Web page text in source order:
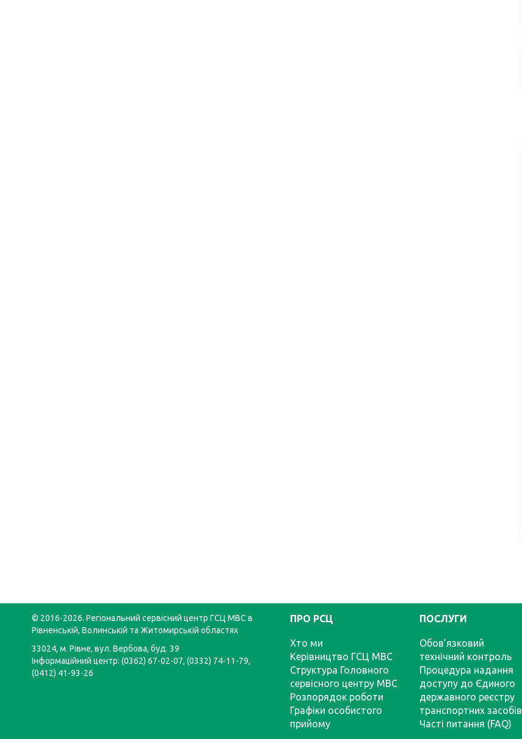
© 2016-2026. Регіональний сервісний центр ГСЦ МВС в
Рівненській, Волинській та Житомирській областях
33024, м. Рівне, вул. Вербова, буд. 39
Інформаційний центр: (0362) 67-02-07, (0332) 74-11-79,
(0412) 41-93-26
ПРО РСЦ
Хто ми
Керівництво ГСЦ МВС
Структура Головного
сервісного центру МВС
Розпорядок роботи
Графіки особистого
прийому
ПОСЛУГИ
Обов’язковий
технічний контроль
Процедура надання
доступу до Єдиного
державного реєстру
транспортних засобів
Часті питання (FAQ)